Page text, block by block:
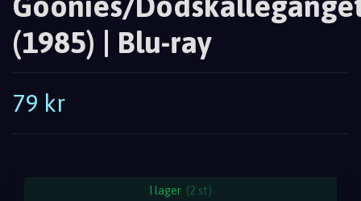
(1985) | Blu-ray
79 kr
I lager (2 st)